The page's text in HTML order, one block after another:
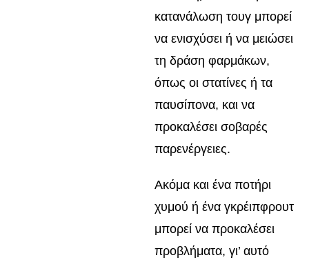
κατανάλωση τουγ μπορεί
να ενισχύσει ή να μειώσει
τη δράση φαρμάκων,
όπως οι στατίνες ή τα
παυσίπονα, και να
προκαλέσει σοβαρές
παρενέργειες.
Ακόμα και ένα ποτήρι
χυμού ή ένα γκρέιπφρουτ
μπορεί να προκαλέσει
προβλήματα, γι’ αυτό